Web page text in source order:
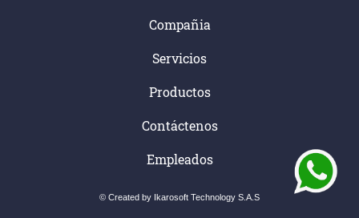
Compañia
Servicios
Productos
Contáctenos
Empleados
© Created by Ikarosoft Technology S.A.S